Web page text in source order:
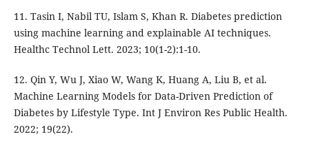
11. Tasin I, Nabil TU, Islam S, Khan R. Diabetes prediction
using machine learning and explainable AI techniques.
Healthc Technol Lett. 2023; 10(1-2):1-10.
12. Qin Y, Wu J, Xiao W, Wang K, Huang A, Liu B, et al.
Machine Learning Models for Data-Driven Prediction of
Diabetes by Lifestyle Type. Int J Environ Res Public Health.
2022; 19(22).